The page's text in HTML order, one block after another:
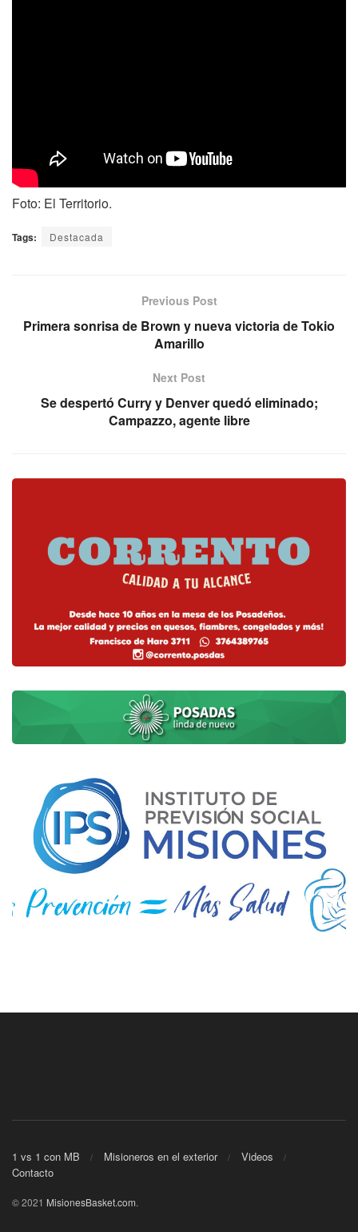
Foto: El Territorio.
Tags: Destacada
Previous Post
Primera sonrisa de Brown y nueva victoria de Tokio
Amarillo
Next Post
Se despertó Curry y Denver quedó eliminado;
Campazzo, agente libre
1 vs 1 con MB Misioneros en el exterior
Videos
Contacto
© 2021 MisionesBasket.com.